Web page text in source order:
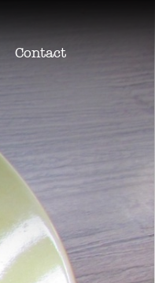
Contact